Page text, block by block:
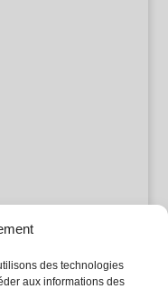
des technologies
aux informations des